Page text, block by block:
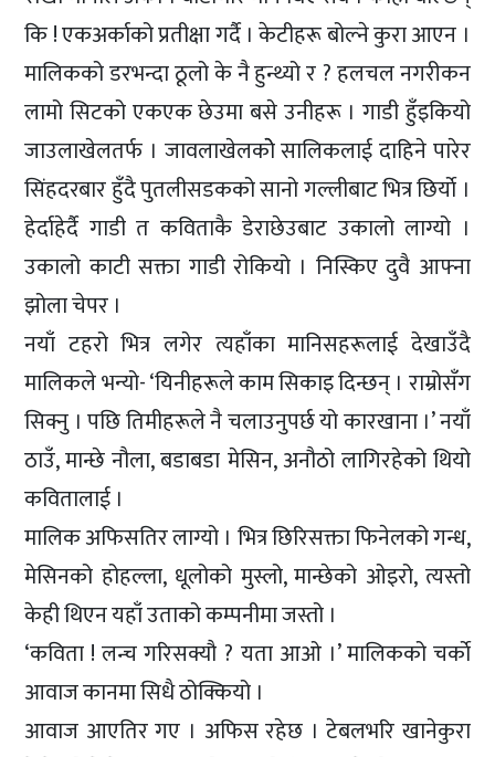
कि ! एकअर्काको प्रतीक्षा गर्दै । केटीहरू बोल्ने कुरा आएन ।
मालिकको डरभन्दा ठूलो के नै हुन्थ्यो र ? हलचल नगरीकन
लामो सिटको एकएक छेउमा बसे उनीहरू । गाडी हुँइकियो
जाउलाखेलतर्फ । जावलाखेलकोे सालिकलाई दाहिने पारेर
सिंहदरबार हुँदै पुतलीसडकको सानो गल्लीबाट भित्र छिर्याे ।
हेर्दाहेर्दै गाडी त कविताकै डेराछेउबाट उकालो लाग्यो ।
उकालो काटी सक्ता गाडी रोकियो । निस्किए दुवै आफ्ना
झोला चेपर ।
नयाँ टहरो भित्र लगेर त्यहाँका मानिसहरूलाई देखाउँदै
मालिकले भन्यो- ‘यिनीहरूले काम सिकाइ दिन्छन् । राम्रोसँग
सिक्नु । पछि तिमीहरूले नै चलाउनुपर्छ यो कारखाना ।’ नयाँ
ठाउँ, मान्छे नौला, बडाबडा मेसिन, अनौठो लागिरहेको थियो
कवितालाई ।
मालिक अफिसतिर लाग्यो । भित्र छिरिसक्ता फिनेलको गन्ध,
मेसिनको होहल्ला, धूलोको मुस्लो, मान्छेको ओइरो, त्यस्तो
केही थिएन यहाँ उताको कम्पनीमा जस्तो ।
‘कविता ! लन्च गरिसक्यौ ? यता आओ ।’ मालिकको चर्काे
आवाज कानमा सिधै ठोक्कियो ।
आवाज आएतिर गए । अफिस रहेछ । टेबलभरि खानेकुरा